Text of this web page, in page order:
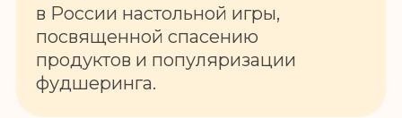
в России настольной игры,
посвященной спасению
продуктов и популяризации
фудшеринга.